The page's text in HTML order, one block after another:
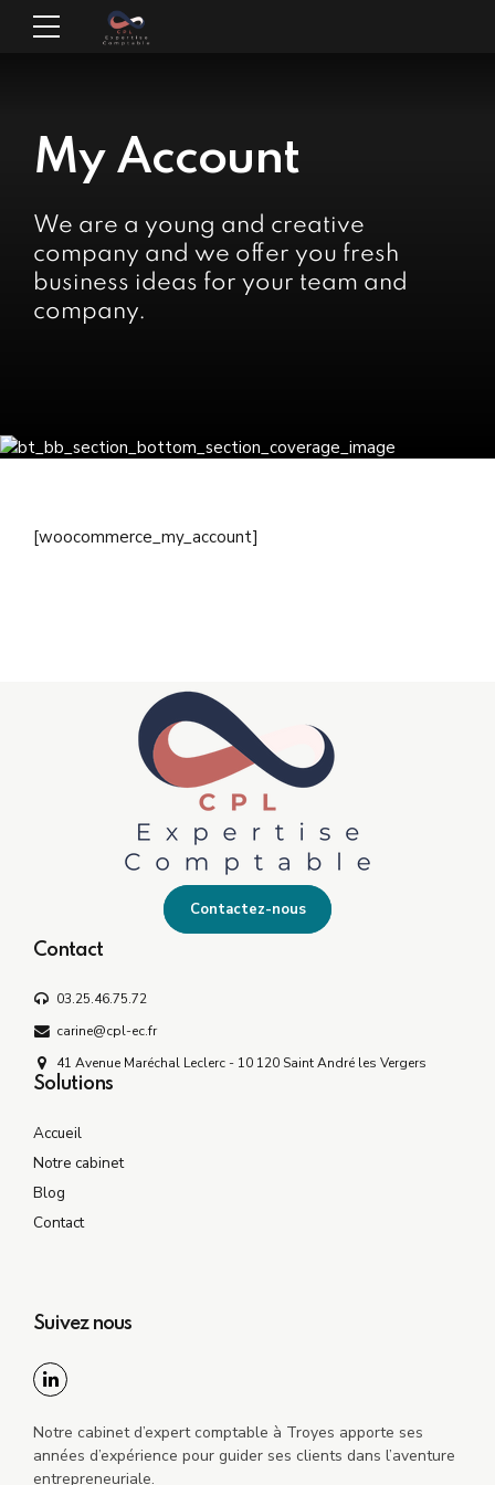
My Account
We are a young and creative
company and we offer you fresh
business ideas for your team and
company.
[woocommerce_my_account]
Contactez-nous
Contact
03.25.46.75.72
carine@cpl-ec.fr
41 Avenue Maréchal Leclerc - 10 120 Saint André les Vergers
Solutions
Accueil
Notre cabinet
Blog
Contact
Suivez nous
Notre cabinet d’expert comptable à Troyes apporte ses
années d’expérience pour guider ses clients dans l’aventure
entrepreneuriale.